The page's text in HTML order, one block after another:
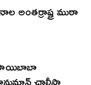
అంతర్రాష్ట్ర ముఠా
సాయిబాబా